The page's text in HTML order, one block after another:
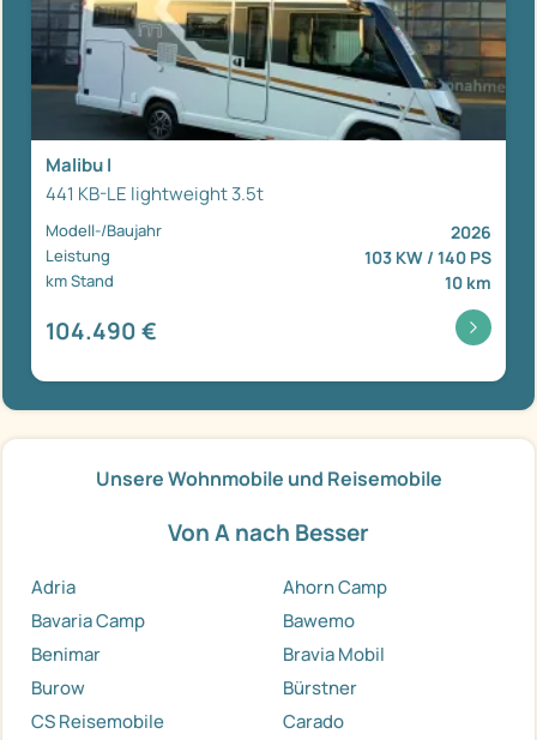
Malibu I
441 KB-LE lightweight 3.5t
Modell-/Baujahr 2026
Leistung 103 KW / 140 PS
km Stand 10 km
104.490 €
Unsere Wohnmobile und Reisemobile
Von A nach Besser
Adria
Ahorn Camp
Bavaria Camp
Bawemo
Benimar
Bravia Mobil
Burow
Bürstner
CS Reisemobile
Carado